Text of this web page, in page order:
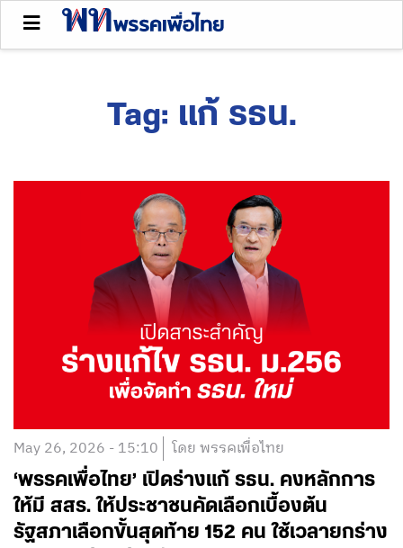
Tag: แก้ รธน.
May 26, 2026 - 15:10 โดย พรรคเพื่อไทย
‘พรรคเพื่อไทย’ เปิดร่างแก้ รธน. คงหลักการ
ให้มี สสร. ให้ประชาชนคัดเลือกเบื้องต้น
รัฐสภาเลือกขั้นสุดท้าย 152 คน ใช้เวลายกร่าง